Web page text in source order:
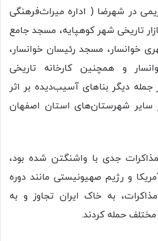
در شهرضا ( اداره میراث‌فرهنگی
تاریخی شهر کوهپایه، مسجد جامع
خوانسار، مسجد رئیسان خوانسار،
و همچنین کارخانه تاریخی
دیگر بناهای آسیب‌دیده بر اثر
سایر شهرستان‌های استان اصفهان
جدی با واشنگتن شده بود،
آمریکا و رژیم صهیونیستی مانند دوره
به خاک ایران تجاوز و به
حمله کردند.